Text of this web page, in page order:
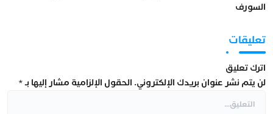
السورف
تعليقات
اترك تعليق
لن يتم نشر عنوان بريدك الإلكتروني. الحقول الإلزامية مشار إليها بـ*